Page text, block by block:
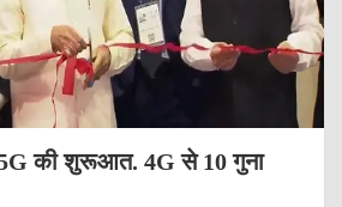
की शुरूआत. 4G से 10 गुना